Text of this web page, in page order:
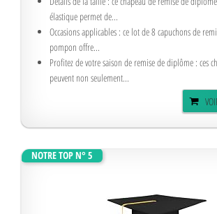
élastique permet de...
Occasions applicables : ce lot de 8 capuchons de
pompon offre...
Profitez de votre saison de remise de diplôme : ces
peuvent non seulement...
NOTRE TOP N° 5